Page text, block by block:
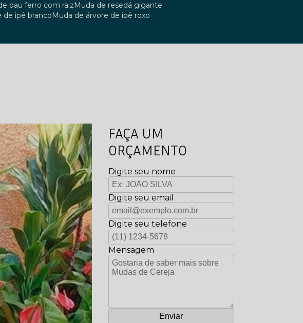
de pau ferro com raiz
muda de resedá gigante
de ipê branco
muda de árvore de ipê roxo
FAÇA UM
ORÇAMENTO
Digite seu nome
Digite seu email
Digite seu telefone
Mensagem